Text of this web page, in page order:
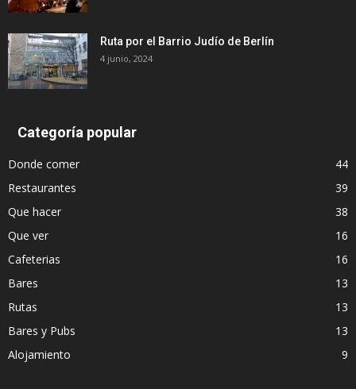
Ruta por el Barrio Judío de Berlín
4 junio, 2024
Categoría popular
Donde comer
44
Restaurantes
39
Que hacer
38
Que ver
16
Cafeterias
16
Bares
13
Rutas
13
Bares y Pubs
13
Alojamiento
9